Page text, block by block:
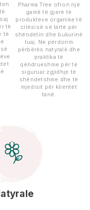
të
të
Pharma Tree ofron një
gamë të gjerë të
produkteve organike të
cilësisë së lartë për
shëndetin dhe bukurinë
tuaj. Ne përdorim
përbërës natyralë dhe
praktika të
qëndrueshme për të
siguruar zgjidhje të
shëndetshme dhe të
mjedisit për klientët
tanë.